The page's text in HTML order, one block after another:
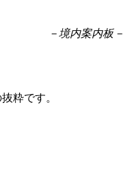
－境内案内板－
粋です。